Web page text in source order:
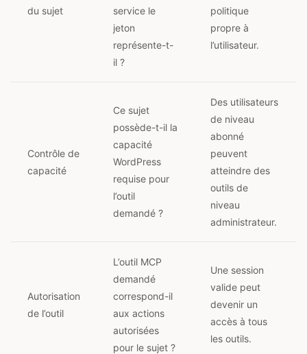
du sujet
service le
jeton
représente-t-
il ?
politique
propre à
l’utilisateur.
Contrôle de
capacité
Ce sujet
possède-t-il la
capacité
WordPress
requise pour
l’outil
demandé ?
Des utilisateurs
de niveau
abonné
peuvent
atteindre des
outils de
niveau
administrateur.
Autorisation
de l’outil
L’outil MCP
demandé
correspond-il
aux actions
autorisées
pour le sujet ?
Une session
valide peut
devenir un
accès à tous
les outils.